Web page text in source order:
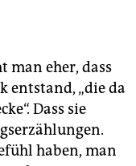
man eher, dass
entstand, „die da
Dass sie
haben, man